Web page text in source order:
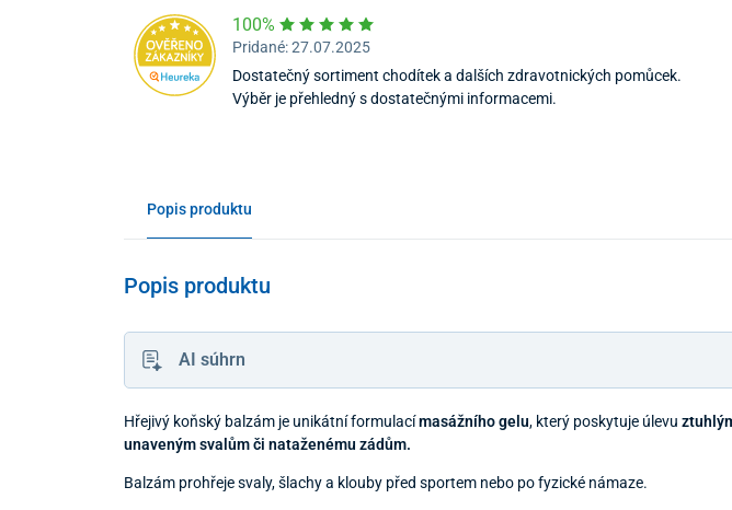
100%
Pridané: 27.07.2025
Dostatečný sortiment chodítek a dalších zdravotnických pomůcek.
Výběr je přehledný s dostatečnými informacemi.
Popis produktu
Popis produktu
AI súhrn
Hřejivý koňský balzám je unikátní formulacímasážního gelu, který poskytuje úlevu
unaveným svalům či nataženému zádům.
Balzám prohřeje svaly, šlachy a klouby před sportem nebo po fyzické námaze.